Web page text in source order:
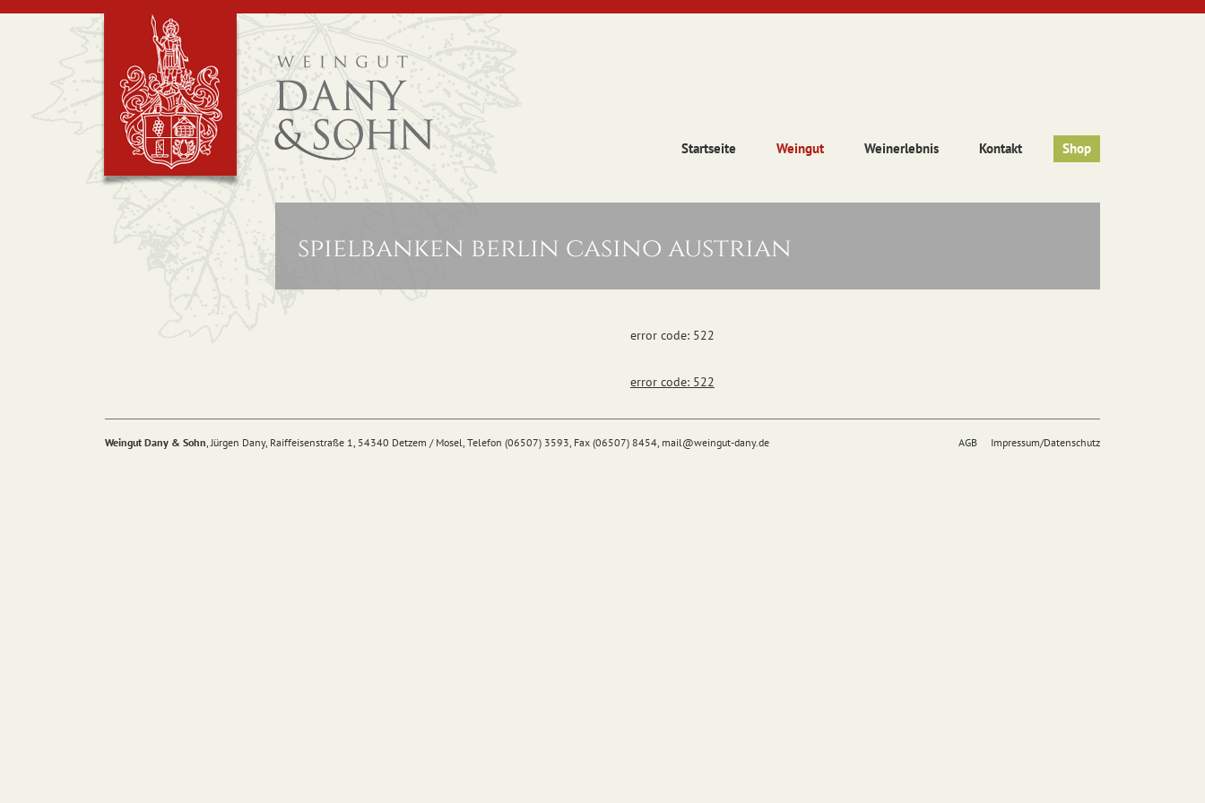
Startseite Weingut Weinerlebnis Kontakt Shop
spielbanken berlin casino austrian
error code: 522
error code: 522
AGB Impressum/Datenschutz
Weingut Dany & Sohn, Jürgen Dany, Raiffeisenstraße 1, 54340 Detzem / Mosel, Telefon (06507) 3593, Fax (06507) 8454, mail@weingut-dany.de